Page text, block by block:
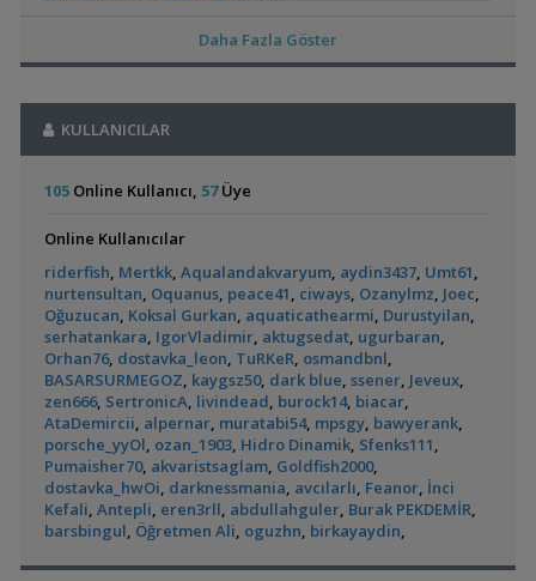
Leonardit Zeminli Akvaryum KurulumuBelisarius,20:14
Akvaryum Tanıtımı
Akvaryum ve Tür Tavsiyesi
Bitki Akvaryumları Genel
37 Litrelik Siyah Neon Tetra AkvaryumumAhmet53,18:02
Akvaryum Tanıtımı
Red Mangrove (rhizophora Mangle)bilentungul,14:43
Akvaryum Tanıtımı
Dwarf Puffer / Pea Puffer Türkiye’de Besleyenler
14:25
Diğer Tatlı Su Canlıları
135 Lt Akvaryum İçin Bu Canlı Sayısı Fazla Mı?Betta_King
12:01
Yeni Üye Forumu
Betamda Kuyruk Erimesi Mi Var? runfile,10:14
Yeni Üye Forumu
Yeni Tetra Akvaryumum Hasan117 ,
Akvaryum Tanıtımı
Otocinclus
Siamensis Alg Eater (
Sae )
Panda Cory
Red Mangrove
Akvaryumum(390)
Küçük Bir Su
Birikintisi :)
(2)
Rummy Nose Tetra
Akvaryumu
(7)
Eheim Biopower 240 İç Filtre blenny 12:43
Pangio Kuhlilivadi12:31
Exel , Ramshorm , BitkiCevdetSERBEST11:42
Su Piresi 200 - 300 Adet 100 Tl
Moss TeliCevdetSERBEST11:42
Gold Laser Corydoras (3d-6e)
🐬˚˖𓍢✨໋ 🐋✧˚koleksiyonluk Bitkiler˚˖🐬˚✨໋ 🐋✧˚.🐟
Cam Emiş Basış ,gübre Seti 7 Parça
Caridina Serratirostris ( Ninja Karides)dream07 09:52
Akvaryum Kumu (katışıksız Midye Kırığı Kum)dream0709:52
Melek Çifti Yumurta Diziyordream07 09:52
Çift Kribensisler Düzenli Yavru Veren 5 Çift dream07 09:52
Akvaryumların İhtiyaçları
GETS34
09:39
Uygun Yerli Üretim Ivanacara Bimaculata Yavrularıflanormimar
09:11
Dev Demasoni Kolonisi 8dişi 2 Erkek mendos0609:01
5 Katlı Özel Tasarım Demir Profil Akvaryum Sehbası
09:01
Sürekli Güncel Türler..Aqualandakvaryum08:50
Mdf Dolap Ve Ahşap Sehpa İmalatıGreeNWooD08:43
Lepistes Otumesutt08:41
Daha Fazla Göster
KULLANICILAR
105Online Kullanıcı, 57Üye
Online Kullanıcılar
riderfish, Mertkk, Aqualandakvaryum, aydin3437, Umt61,
nurtensultan, Oquanus, peace41, ciways, Ozanylmz, Joec,
Oğuzucan, Koksal Gurkan, aquaticathearmi, Durustyilan,
serhatankara, IgorVladimir, aktugsedat, ugurbaran,
Orhan76, dostavka_leon, TuRKeR, osmandbnl,
BASARSURMEGOZ, kaygsz50, dark blue, ssener, Jeveux,
zen666, SertronicA, livindead, burock14, biacar,
AtaDemircii, alpernar, muratabi54, mpsgy, bawyerank,
porsche_yyOl, ozan_1903, Hidro Dinamik, Sfenks111,
Pumaisher70, akvaristsaglam, Goldfish2000,
dostavka_hwOi, darknessmania, avcılarlı, Feanor, İnci
Kefali, Antepli, eren3rll, abdullahguler, Burak PEKDEMİR,
barsbingul, Öğretmen Ali, oguzhn, birkayaydin,